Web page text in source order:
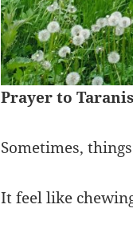
Prayer to
Sometimes,
It feel like